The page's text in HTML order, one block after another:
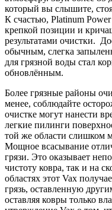
который вы слышите,
К счастью, Platinum Power
крепкой позиции и
результатами очистки.
обычным, слегка
для грязной воды стал
обновлённым.
Более грязные районы
менее, соблюдайте
очистке могут нанести
легкие пилинги
той же области слишком
Мощное всасывание
грязи. Это оказывает
чистоту ковра, так и на
областях этот Vax
грязь, оставленную
оставляя ковры только